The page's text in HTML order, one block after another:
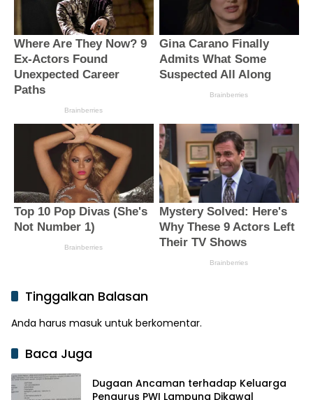
Tinggalkan Balasan
Anda harus masuk untuk berkomentar.
Baca Juga
Dugaan Ancaman terhadap Keluarga
Pengurus PWI Lampung Dikawal